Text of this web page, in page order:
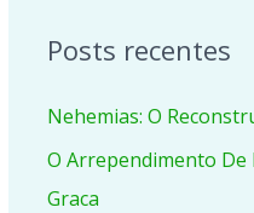
u
s
a
r
Posts recentes
Nehemias: O
O Arrependimento De
Graca